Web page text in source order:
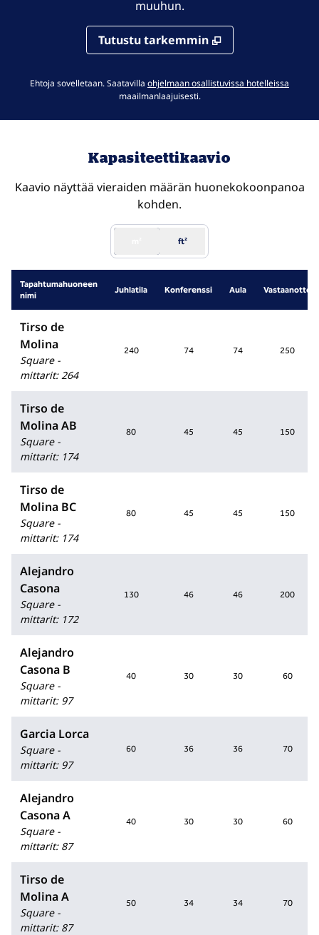
muuhun.
Tutustu tarkemmin
Ehtoja sovelletaan. Saatavilla ohjelmaan osallistuvissa hotelleissa
maailmanlaajuisesti.
Kapasiteettikaavio
Kaavio näyttää vieraiden määrän huonekokoonpanoa
kohden.
ft²
Tapahtumahuoneen
nimi
Juhlatila Konferenssi Aula Vastaanotto
Tirso de
Molina
Square -
mittarit: 264
240 74 74 250
Tirso de
Molina AB
Square -
mittarit: 174
80 45 45 150
Tirso de
Molina BC
Square -
mittarit: 174
80 45 45 150
Alejandro
Casona
Square -
mittarit: 172
130 46 46 200
Alejandro
Casona B
Square -
mittarit: 97
40 30 30 60
Garcia Lorca
Square -
mittarit: 97
60 36 36 70
Alejandro
Casona A
Square -
mittarit: 87
40 30 30 60
Tirso de
Molina A
Square -
mittarit: 87
50 34 34 70